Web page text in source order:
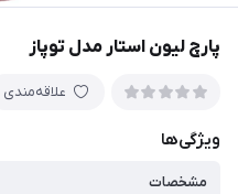
پارچ لیون استار مدل توپاز
علاقه‌مندی
ویژگی‌ها
مشخصات